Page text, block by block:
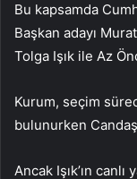
Bu kapsamda
Başkan adayı
Tolga Işık ile Az
Kurum, seçim
bulunurken Candaş
Ancak Işık’ın